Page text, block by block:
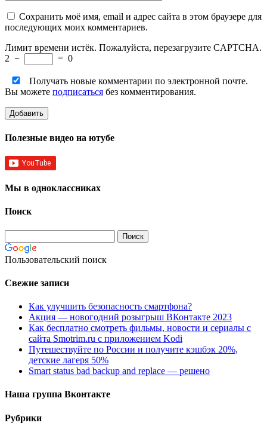
Сохранить моё имя, email и адрес сайта в этом браузере для
последующих моих комментариев.
Лимит времени истёк. Пожалуйста, перезагрузите CAPTCHA.
2 − = 0
Получать новые комментарии по электронной почте.
Вы можете подписаться без комментирования.
Полезные видео на ютубе
Мы в одноклассниках
Поиск
Пользовательский поиск
Свежие записи
Как улучшить безопасность смартфона?
Акция — новогодний розыгрыш ВКонтакте 2023
Как бесплатно смотреть фильмы, новости и сериалы с
сайта Smotrim.ru с приложением Kodi
Путешествуйте по России и получите кэшбэк 20%,
детские лагеря 50%
Smart status bad backup and replace — решено
Наша группа Вконтакте
Рубрики